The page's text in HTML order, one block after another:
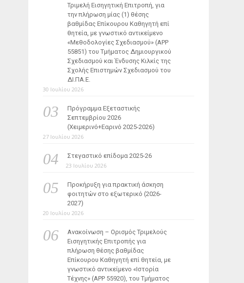
Τριμελή Εισηγητική Επιτροπή, για
την πλήρωση μίας (1) θέσης
βαθμίδας Επίκουρου Καθηγητή επί
θητεία, με γνωστικό αντικείμενο
«Μεθοδολογίες Σχεδιασμού» (ΑΡΡ
55851) του Τμήματος Δημιουργικού
Σχεδιασμού και Ένδυσης Κιλκίς της
Σχολής Επιστημών Σχεδιασμού του
ΔΙ.ΠΑ.Ε.
30 Ιουλίου 2026
Πρόγραμμα Εξεταστικής
Σεπτεμβρίου 2026
(Χειμερινό+Εαρινό 2025-2026)
27 Ιουλίου 2026
Στεγαστικό επίδομα 2025-26
23 Ιουλίου 2026
Προκήρυξη για πρακτική άσκηση
φοιτητών στο εξωτερικό (2026-
2027)
20 Ιουλίου 2026
Ανακοίνωση – Ορισμός Τριμελούς
Εισηγητικής Επιτροπής για
πλήρωση θέσης βαθμίδας
Επίκουρου Καθηγητή επί θητεία, με
γνωστικό αντικείμενο «Ιστορία
Τέχνης» (ΑΡΡ 55920), του Τμήματος